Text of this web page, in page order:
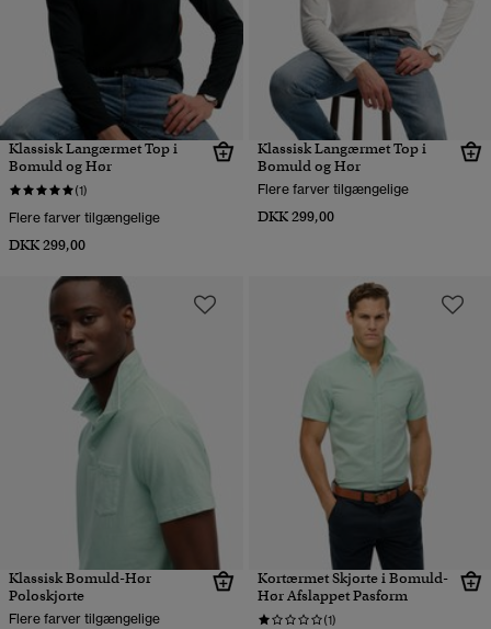
Klassisk Langærmet Top i
Bomuld og Hør
(1)
Flere farver tilgængelige
DKK 299,00
Klassisk Langærmet Top i
Bomuld og Hør
Flere farver tilgængelige
DKK 299,00
Klassisk Bomuld-Hør
Poloskjorte
Flere farver tilgængelige
Kortærmet Skjorte i Bomuld-
Hør Afslappet Pasform
(1)